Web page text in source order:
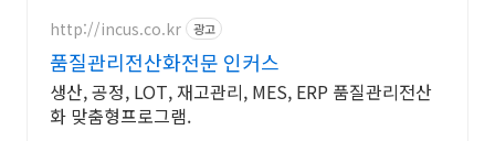
http://incus.co.kr 광고
품질관리전산화전문 인커스
생산, 공정, LOT, 재고관리, MES, ERP 품질관리전산
화 맞춤형프로그램.